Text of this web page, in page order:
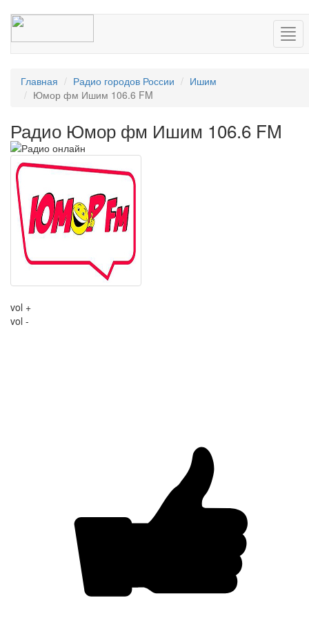
Главная Радио городов России
Ишим
Юмор фм Ишим 106.6 FM
Радио Юмор фм Ишим 106.6 FM
vol +
vol -